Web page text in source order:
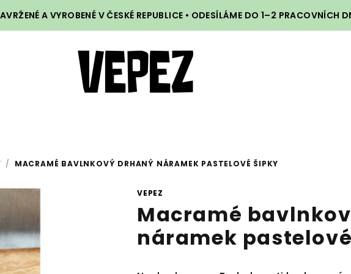
A VYROBENÉ V ČESKÉ REPUBLICE • ODESÍLÁME DO 1–2 PRACOVNÍCH
/ MACRAMÉ BAVLNKOVÝ DRHANÝ NÁRAMEK PASTELOVÉ ŠIPKY
VEPEZ
Macramé
náramek